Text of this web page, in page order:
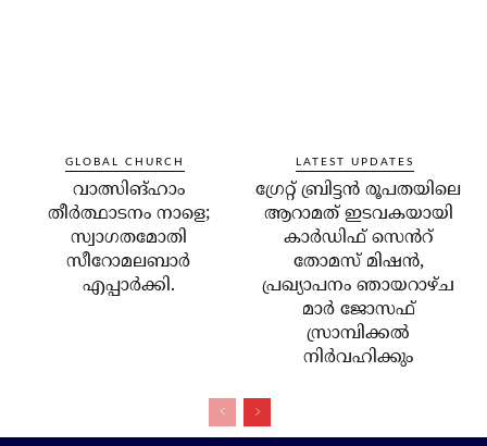
GLOBAL CHURCH
വാത്സിങ്ഹാം
തീർത്ഥാടനം നാളെ;
സ്വാഗതമോതി
സീറോമലബാർ
എപ്പാർക്കി.
LATEST UPDATES
ഗ്രേറ്റ് ബ്രിട്ടൻ രൂപതയിലെ
ആറാമത് ഇടവകയായി
കാർഡിഫ് സെൻറ്
തോമസ് മിഷൻ,
പ്രഖ്യാപനം ഞായറാഴ്ച
മാർ ജോസഫ്
സ്രാമ്പിക്കൽ
നിർവഹിക്കും